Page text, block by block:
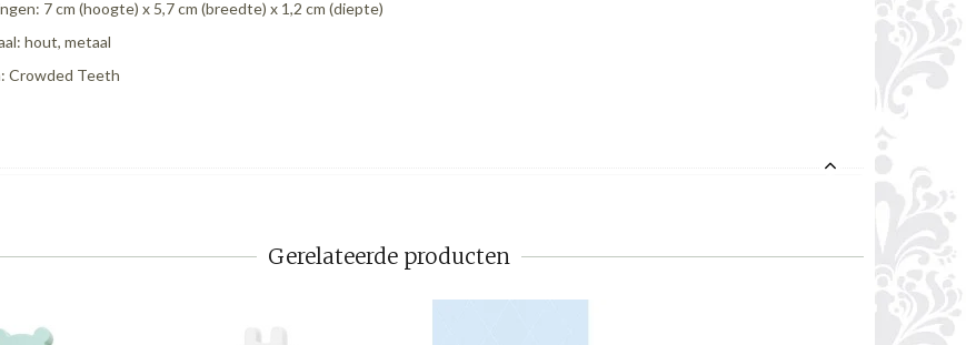
7 cm (hoogte) x 5,7 cm (breedte) x 1,2 cm (diepte)
hout, metaal
Crowded Teeth
Gerelateerde producten